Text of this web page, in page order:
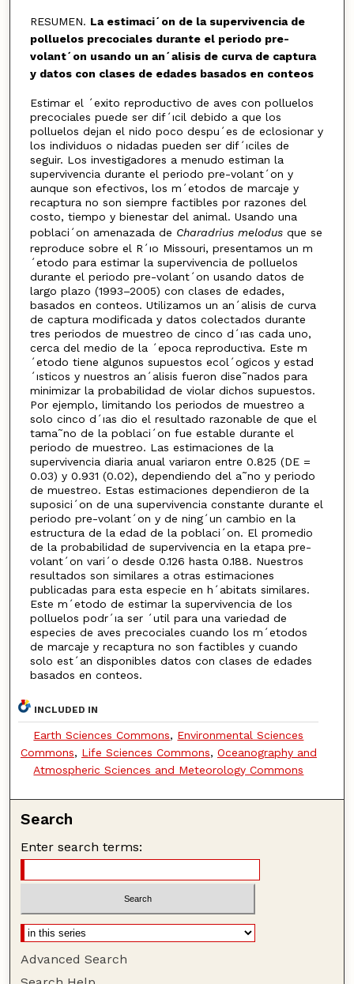
RESUMEN. La estimaci´on de la supervivencia de
polluelos precociales durante el periodo pre-
volant´on usando un an´alisis de curva de captura
y datos con clases de edades basados en conteos
Estimar el ´exito reproductivo de aves con polluelos
precociales puede ser dif´ıcil debido a que los
polluelos dejan el nido poco despu´es de eclosionar y
los individuos o nidadas pueden ser dif´ıciles de
seguir. Los investigadores a menudo estiman la
supervivencia durante el periodo pre-volant´on y
aunque son efectivos, los m´etodos de marcaje y
recaptura no son siempre factibles por razones del
costo, tiempo y bienestar del animal. Usando una
poblaci´on amenazada de Charadrius melodus que se
reproduce sobre el R´ıo Missouri, presentamos un m
´etodo para estimar la supervivencia de polluelos
durante el periodo pre-volant´on usando datos de
largo plazo (1993–2005) con clases de edades,
basados en conteos. Utilizamos un an´alisis de curva
de captura modificada y datos colectados durante
tres periodos de muestreo de cinco d´ıas cada uno,
cerca del medio de la ´epoca reproductiva. Este m
´etodo tiene algunos supuestos ecol´ogicos y estad
´ısticos y nuestros an´alisis fueron dise˜nados para
minimizar la probabilidad de violar dichos supuestos.
Por ejemplo, limitando los periodos de muestreo a
solo cinco d´ıas dio el resultado razonable de que el
tama˜no de la poblaci´on fue estable durante el
periodo de muestreo. Las estimaciones de la
supervivencia diaria anual variaron entre 0.825 (DE =
0.03) y 0.931 (0.02), dependiendo del a˜no y periodo
de muestreo. Estas estimaciones dependieron de la
suposici´on de una supervivencia constante durante el
periodo pre-volant´on y de ning´un cambio en la
estructura de la edad de la poblaci´on. El promedio
de la probabilidad de supervivencia en la etapa pre-
volant´on vari´o desde 0.126 hasta 0.188. Nuestros
resultados son similares a otras estimaciones
publicadas para esta especie en h´abitats similares.
Este m´etodo de estimar la supervivencia de los
polluelos podr´ıa ser ´util para una variedad de
especies de aves precociales cuando los m´etodos
de marcaje y recaptura no son factibles y cuando
solo est´an disponibles datos con clases de edades
basados en conteos.
INCLUDED IN
Earth Sciences Commons, Environmental Sciences
Commons, Life Sciences Commons, Oceanography and
Atmospheric Sciences and Meteorology Commons
Search
Enter search terms:
Advanced Search